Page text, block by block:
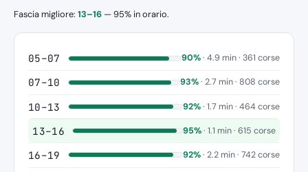
Fascia migliore: 13–16 — 95% in orario.
05–07 90%· 4.9 min · 361 corse
07–10 93%· 2.7 min · 808 corse
10–13 92%· 1.7 min · 464 corse
13–16 95% · 1.1 min · 615 corse
16–19 92%· 2.2 min · 742 corse